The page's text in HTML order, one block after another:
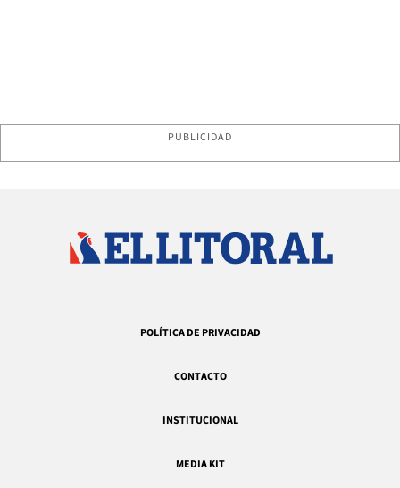
PUBLICIDAD
POLÍTICA DE PRIVACIDAD
CONTACTO
INSTITUCIONAL
MEDIA KIT